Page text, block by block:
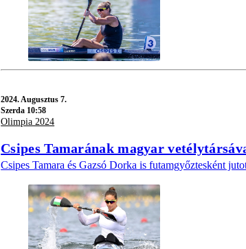
2024. Augusztus 7.
Szerda 10:58
Olimpia 2024
Csipes Tamarának magyar
Csipes Tamara és Gazsó Dorka is futamgyőztesként